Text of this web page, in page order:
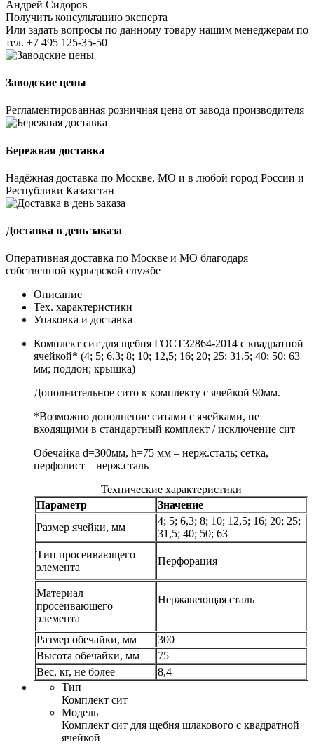
Андрей Сидоров
Получить консультацию эксперта
Или задать вопросы по данному товару нашим менеджерам по
тел. +7 495 125-35-50
Заводские цены
Регламентированная розничная цена от завода производителя
Бережная доставка
Надёжная доставка по Москве, МО и в любой город России и
Республики Казахстан
Доставка в день заказа
Оперативная доставка по Москве и МО благодаря
собственной курьерской службе
Описание
Тех. характеристики
Упаковка и доставка
Комплект сит для щебня ГОСТ32864-2014 с квадратной
ячейкой* (4; 5; 6,3; 8; 10; 12,5; 16; 20; 25; 31,5; 40; 50; 63
мм; поддон; крышка)
Дополнительное сито к комплекту с ячейкой 90мм.
*Возможно дополнение ситами с ячейками, не
входящими в стандартный комплект / исключение сит
Обечайка d=300мм, h=75 мм – нерж.сталь; сетка,
перфолист – нерж.сталь
Технические характеристики
Параметр
Значение
Размер ячейки, мм
4; 5; 6,3; 8; 10; 12,5; 16; 20; 25;
31,5; 40; 50; 63
Тип просеивающего
элемента
Перфорация
Материал
просеивающего
элемента
Нержавеющая сталь
Размер обечайки, мм
300
Высота обечайки, мм
75
Вес, кг, не более
8,4
Тип
Комплект сит
Модель
Комплект сит для щебня шлакового с квадратной
ячейкой